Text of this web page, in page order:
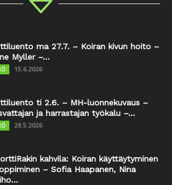
ma 27.7. – Koiran kivun hoito –
Myller –...
15.6.2026
ti 2.6. – MH-luonnekuvaus –
ja harrastajan työkalu –...
28.5.2026
kahvila: Koiran käyttäytyminen
– Sofia Haapanen, Nina